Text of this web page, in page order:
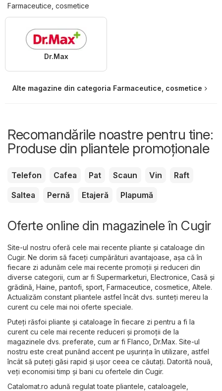
Farmaceutice, cosmetice
Dr.Max
Alte magazine din categoria Farmaceutice, cosmetice
Recomandările noastre pentru tine:
Produse din pliantele promoționale
Telefon Cafea Pat Scaun Vin
Raft
Saltea
Pernă Etajeră Plapumă
Oferte online din magazinele în Cugir
Site-ul nostru oferă cele mai recente pliante și cataloage din
Cugir. Ne dorim să faceți cumpărături avantajoase, așa că în
fiecare zi adunăm cele mai recente promoții și reduceri din
diverse categorii, cum ar fi Supermarketuri Electronice Casă și
grădină Haine, pantofi, sport Farmaceutice, cosmetice Altele.
Actualizăm constant pliantele astfel încât dvs. sunteți mereu la
curent cu cele mai noi oferte speciale.
Puteți răsfoi pliante și cataloage în fiecare zi pentru a fi la
curent cu cele mai recente reduceri și promoții de la
magazinele dvs. preferate, cum ar fi Flanco Dr.Max. Site-ul
nostru este creat punând accent pe ușurința în utilizare, astfel
încât să puteți găsi rapid și ușor ceea ce căutați. Datorită nouă,
veți economisi timp și bani cu ofertele din Cugir.
Catalomat.ro adună regulat toate pliantele, cataloagele,